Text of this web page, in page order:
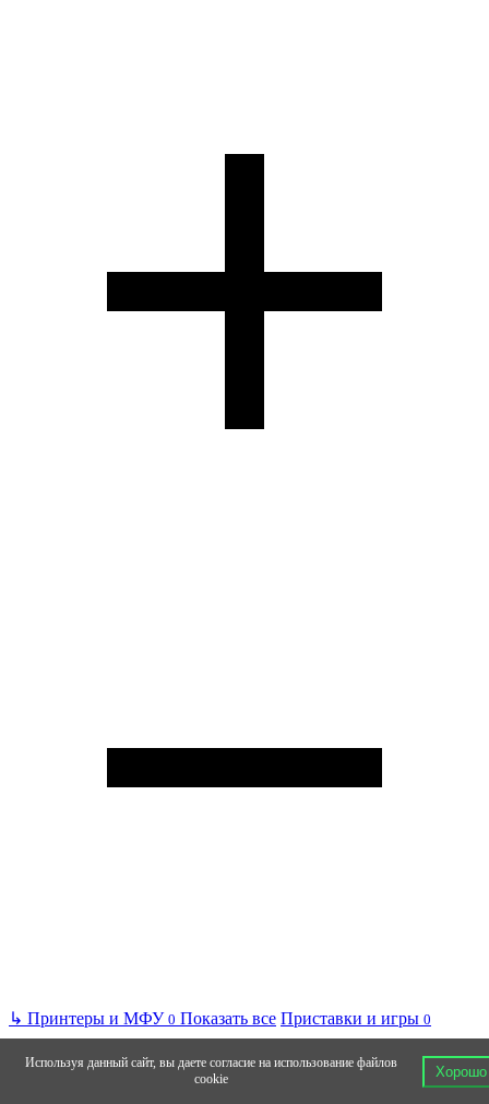
↳ Принтеры и МФУ 0 Показать все Приставки и игры 0
Используя данный сайт, вы даете согласие на использование файлов
cookie
Хорошо